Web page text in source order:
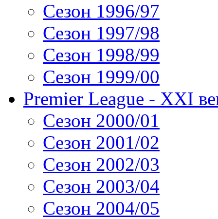
Сезон 1996/97
Сезон 1997/98
Сезон 1998/99
Сезон 1999/00
Premier League - XXI
Сезон 2000/01
Сезон 2001/02
Сезон 2002/03
Сезон 2003/04
Сезон 2004/05